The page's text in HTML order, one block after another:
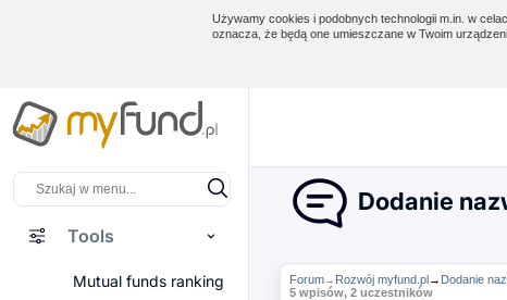
Używamy cookies i podobnych technologii m.in. w
oznacza, że będą one umieszczane w Twoim
Tools
Mutual funds ranking
Dodanie
Forum→ Rozwój myfund.pl→ Dodanie
5 wpisów, 2 uczestników